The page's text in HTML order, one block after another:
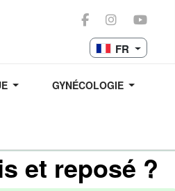
FR
GYNÉCOLOGIE
et reposé ?